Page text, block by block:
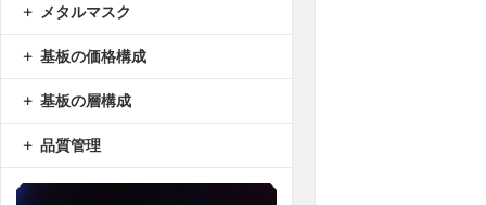
メタルマスク
基板の価格構成
基板の層構成
品質管理